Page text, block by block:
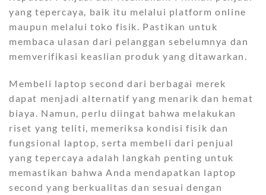
yang tepercaya, baik itu melalui platform online
maupun melalui toko fisik. Pastikan untuk
membaca ulasan dari pelanggan sebelumnya dan
memverifikasi keaslian produk yang ditawarkan.
Membeli laptop second dari berbagai merek
dapat menjadi alternatif yang menarik dan hemat
biaya. Namun, perlu diingat bahwa melakukan
riset yang teliti, memeriksa kondisi fisik dan
fungsional laptop, serta membeli dari penjual
yang tepercaya adalah langkah penting untuk
memastikan bahwa Anda mendapatkan laptop
second yang berkualitas dan sesuai dengan